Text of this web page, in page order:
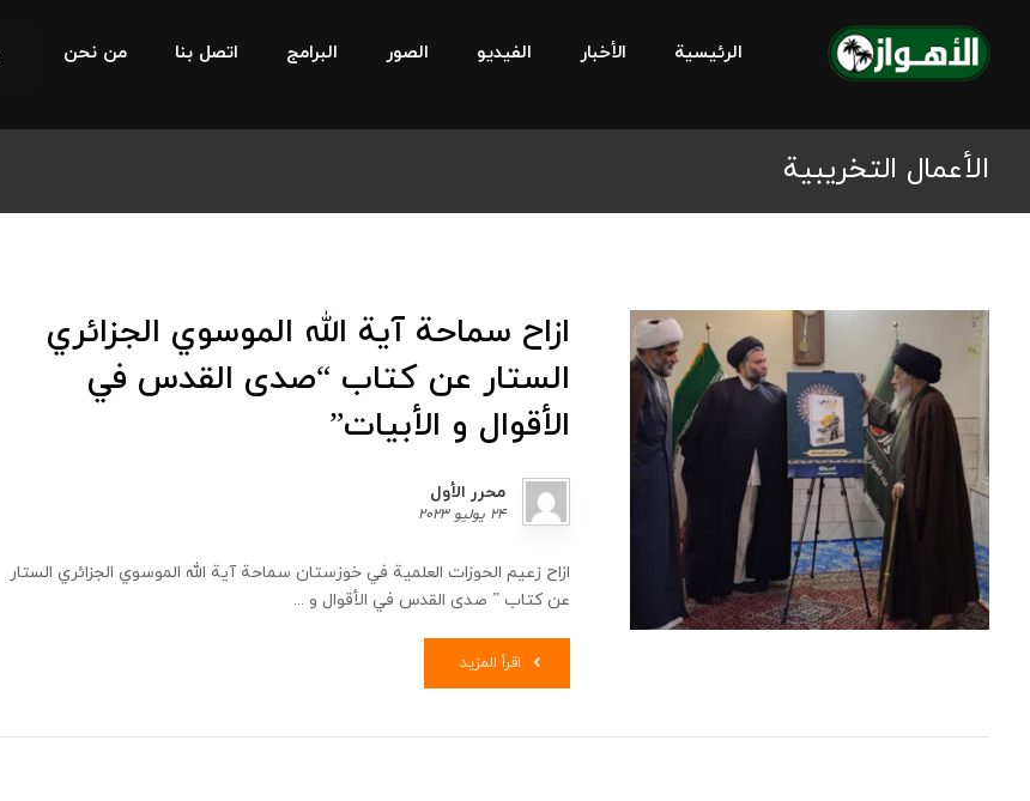
الرئيسية الأخبار الفيديو الصور البرامج اتصل بنا من نحن
الأعمال التخريبية
ازاح سماحة آية الله الموسوي الجزائري
الستار عن كتاب “صدى القدس في
الأقوال و الأبيات”
محرر الأول
٢٤ يوليو ٢٠٢٣
ازاح زعيم الحوزات العلمية في خوزستان سماحة آية الله الموسوي الجزائري الستار
عن كتاب ” صدى القدس في الأقوال و ...
اقرأ المزيد